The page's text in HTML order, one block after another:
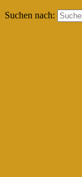
Suchen nach: